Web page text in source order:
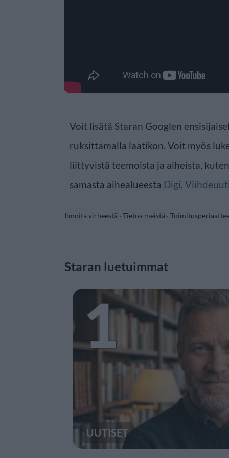
Voit lisätä Staran Googlen
ruksittamalla laatikon. Voit myös
liittyvistä teemoista ja aiheista, kuten
samasta aihealueesta Digi,
Ilmoita virheestä · Tietoa meistä ·
Staran luetuimmat
1
UUTISET